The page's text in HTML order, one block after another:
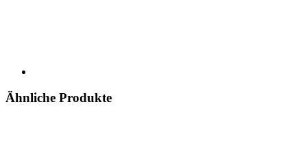
Ähnliche Produkte